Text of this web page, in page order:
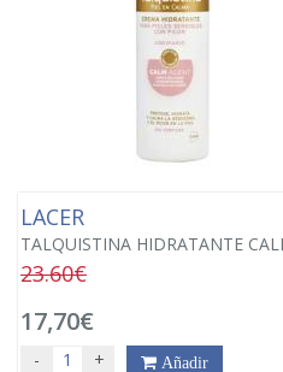
LACER
TALQUISTINA HIDRATANTE
23.60€
17,70€
- + Añadir